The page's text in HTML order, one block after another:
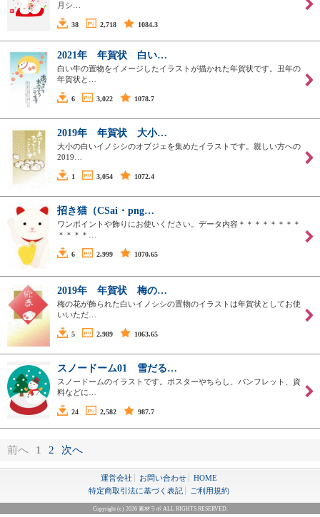
月シ…
38 2,718 1084.3
2021年 年賀状 白い…
白い牛の置物をイメージしたイラストが描かれた年賀状です。丑年の
年賀状と…
6 3,022 1078.7
2019年 年賀状 大小…
大小の白いイノシシのオブジェを集めたイラストです。親しい方への
2019…
1 3,054 1072.4
招き猫（CSai・png…
ワンポイントや飾りにお使いください。データ内容＊＊＊＊＊＊＊＊
＊＊＊＊…
6 2,999 1070.65
2019年 年賀状 梅の…
梅の花が飾られた白いイノシシの置物のイラストは年賀状としてお使
いいただ…
5 2,989 1063.65
スノードーム01 雪だる…
スノードームのイラストです。ポスターやちらし、パンフレット、資
料などに…
24 2,582 987.7
前へ 1 2 次へ
運営会社 お問い合わせ
HOME
特定商取引法に基づく表記
ご利用規約
Copyright (c) 2026 素材ラボ ALL RIGHTS RESERVED.